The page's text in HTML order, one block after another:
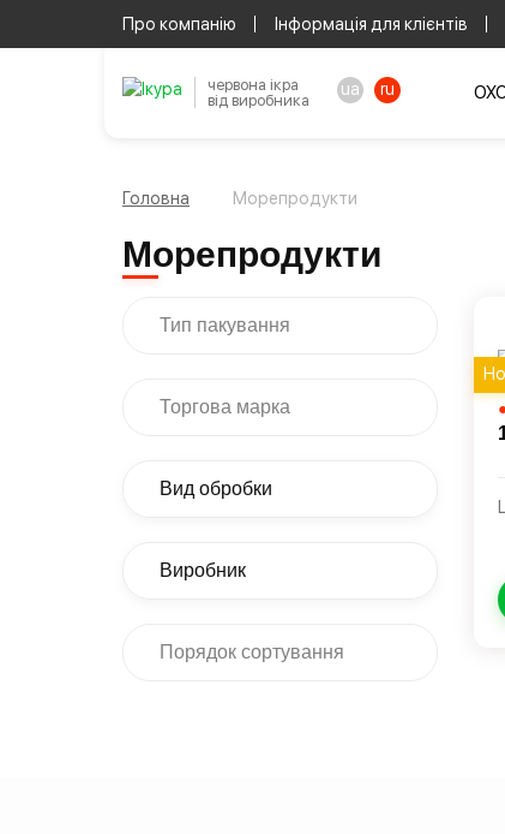
Про компанію Інформація для клієнтів
червона ікра
від виробника
ua ru
Головна Морепродукти
Морепродукти
Тип пакування
Торгова марка
Вид обробки
Виробник
Порядок сортування